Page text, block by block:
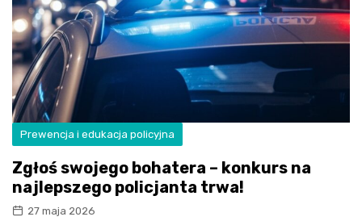
Prewencja i edukacja policyjna
Zgłoś swojego bohatera – konkurs na
najlepszego policjanta trwa!
27 maja 2026